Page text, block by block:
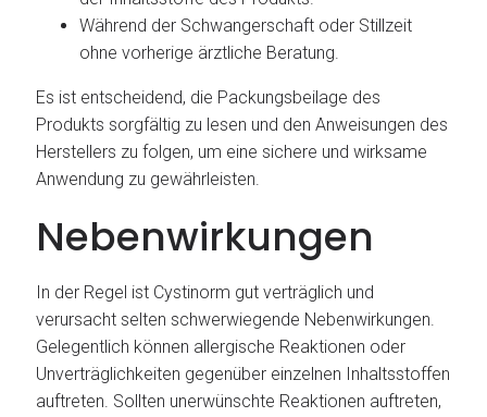
Während der Schwangerschaft oder Stillzeit
ohne vorherige ärztliche Beratung.
Es ist entscheidend, die Packungsbeilage des
Produkts sorgfältig zu lesen und den Anweisungen des
Herstellers zu folgen, um eine sichere und wirksame
Anwendung zu gewährleisten.
Nebenwirkungen
In der Regel ist Cystinorm gut verträglich und
verursacht selten schwerwiegende Nebenwirkungen.
Gelegentlich können allergische Reaktionen oder
Unverträglichkeiten gegenüber einzelnen Inhaltsstoffen
auftreten. Sollten unerwünschte Reaktionen auftreten,